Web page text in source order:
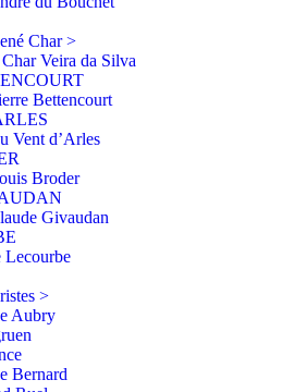
Char >
Veira da Silva
Bettencourt
Vent d’Arles
Broder
Givaudan
Lecourbe
>
Aubry
Bernard